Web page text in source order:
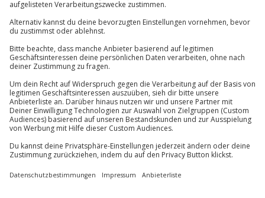
Teilnahmebedingungen
Mindestalter: 12 Jahre
Wetter
Bei Unwetter wird das Erlebnis verschoben (die
Entscheidung obliegt dem Veranstalter)
Ausrüstung & Kleidung
Mitzubringen: Bademantel, Badeschuhe, Föhn
Wird gestellt: Handtuch
Du hast noch Fragen?
01 205 19 24
Jochen SchweizerGmbH
Mühldorfstraße 8
81671 München
Du erreichst uns telefonisch zu folgenden Zeiten,